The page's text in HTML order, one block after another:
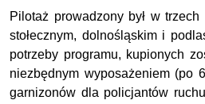
Pilotaż prowadzony był w
stołecznym, dolnośląskim i
potrzeby programu, kupionych
niezbędnym wyposażeniem (po
garnizonów dla policjantów